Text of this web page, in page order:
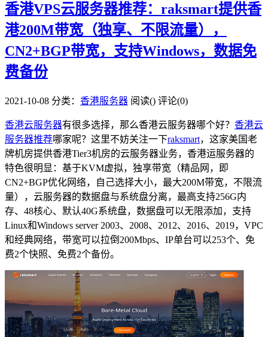
香港VPS云服务器推荐：raksmart提供香
港200M带宽（独享、不限流量），
CN2+BGP带宽，支持Windows，数据免
费备份
2021-10-08 分类： 香港服务器 阅读() 评论(0)
香港云服务器有很多选择，那么香港云服务器哪个好？ 香港云
服务器推荐哪家呢？这里不妨关注一下raksmart，这家美国老
牌机房提供香港Tier3机房的云服务器业务，香港运服务器的
特色很明显：基于KVM虚拟，独享带宽（精品网，即
CN2+BGP优化网络，自己选择大小，最大200M带宽，不限流
量），云服务器的数据盘与系统盘分离，最高支持256G内
存、48核心、默认40G系统盘，数据盘可以无限添加，支持
Linux和Windows server 2003、2008、2012、2016、2019，VPC
和经典网络，带宽可以拉倒200Mbps、IP单台可以253个、免
费2个快照、免费2个备份。